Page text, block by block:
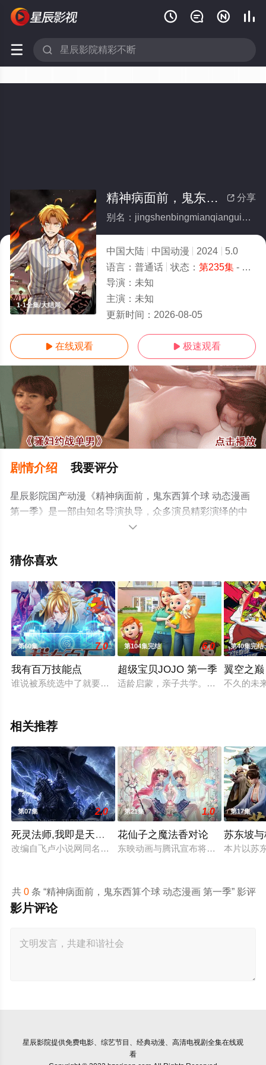
   
 
1-1全集/大结局
 分享
精神病面前，鬼东西算个球 动态漫画 第一季(全集)
别名：jingshenbingmianqianguidongxisuangeqiudongtaimanhuadiyiji
中国大陆 中国动漫 2024
5.0
语言： 普通话 状态： 第235集- 免费在线观看
导演： 未知
主演： 未知
更新时间： 2026-08-05
 在线观看  极速观看
剧情介绍 我要评分
星辰影院国产动漫《精神病面前，鬼东西算个球 动态漫画
第一季》是一部由知名导演执导，众多演员精彩演绎的中
国大陆动漫，大结局剧情已揭晓（1-1全集），手机免费观
信息可移步至豆瓣动漫、电视猫或剧情网等平台了解。

猜你喜欢
第60集 7.0
我有百万技能点
谁说被系统选中了就要辛苦做任务给系统打工？对于苏辰来说
第104集完结 6.0
超级宝贝JOJO 第一季
适龄启蒙，亲子共学。宝宝的成长从
第40集完结
翼空之巅
不久的未
相关推荐
第07集 2.0
死灵法师,我即是天灾(2026)
改编自飞卢小说网同名小说。 游戏降临现实，世界规则颠覆，
第21集 1.0
花仙子之魔法香对论
东映动画与腾讯宣布将联手打造『花
第17集
苏东坡
本片以苏
共0 条 “精神病面前，鬼东西算个球 动态漫画 第一季” 影评
影片评论
星辰影院提供免费电影、综艺节目、经典动漫、高清电视剧全集在线观
看